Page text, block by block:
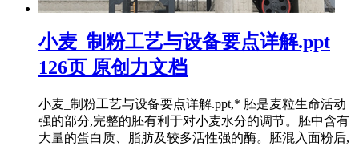
小麦_制粉工艺与设备要点详解.ppt
126页 原创力文档
小麦_制粉工艺与设备要点详解.ppt,* 胚是麦粒生命活动
强的部分,完整的胚有利于对小麦水分的调节。胚中含有
大量的蛋白质、脂肪及较多活性强的酶。胚混入面粉后,